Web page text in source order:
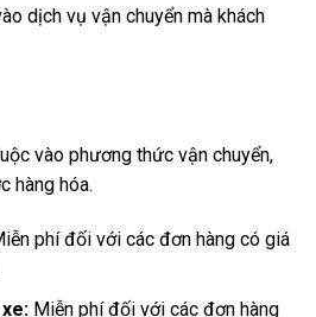
dịch vụ vận chuyển mà khách
vào phương thức vận chuyển,
hàng hóa.
phí đối với các đơn hàng có giá
Miễn phí đối với các đơn hàng